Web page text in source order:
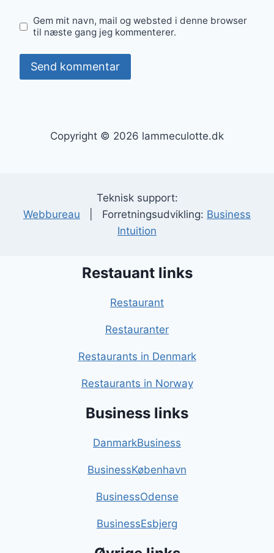
Gem mit navn, mail og websted i denne browser
til næste gang jeg kommenterer.
Copyright © 2026 lammeculotte.dk
Teknisk support:
Webbureau | Forretningsudvikling: Business
Intuition
Restauant links
Restaurant
Restauranter
Restaurants in Denmark
Restaurants in Norway
Business links
DanmarkBusiness
BusinessKøbenhavn
BusinessOdense
BusinessEsbjerg